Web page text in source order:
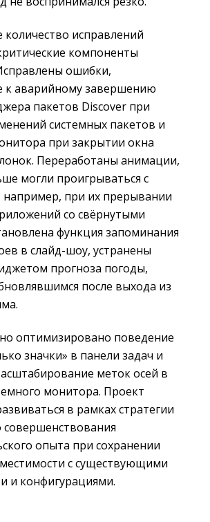
количество исправлений
компоненты
ошибки,
к аварийному завершению
пакетов Discover при
системных пакетов и
при закрытии окна
Переработаны анимации,
могли проигрываться с
например, при их прерывании
со свёрнутыми
функция запоминания
в слайд-шоу, устранены
прогноза погоды,
после выхода из
оптимизировано поведение
значки» в панели задач и
меток осей в
монитора. Проект
в рамках стратегии
совершенствования
опыта при сохранении
с существующими
и конфигурациями.